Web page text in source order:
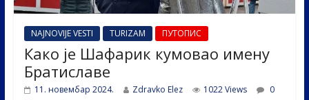
NAJNOVIJE VESTI TURIZAM ПУТОПИС
Како је Шафарик кумовао имену
Братиславе
11. новембар 2024. Zdravko Elez 1022 Views
0